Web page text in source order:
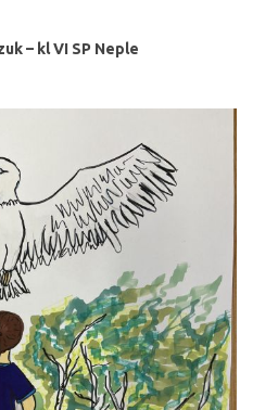
– kl VI SP Neple